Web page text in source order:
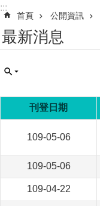
:::
首頁 公開資訊
最新消息
刊登日期
109-05-06
109-05-06
109-04-22